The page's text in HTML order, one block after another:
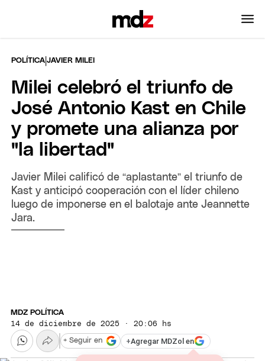
POLÍTICA |JAVIER MILEI
Milei celebró el triunfo de
José Antonio Kast en Chile
y promete una alianza por
"la libertad"
Javier Milei calificó de “aplastante” el triunfo de
Kast y anticipó cooperación con el líder chileno
luego de imponerse en el balotaje ante Jeannette
Jara.
MDZ POLÍTICA
14 de diciembre de 2025 · 20:06 hs
+Agregar MDZol en
+ Seguir en